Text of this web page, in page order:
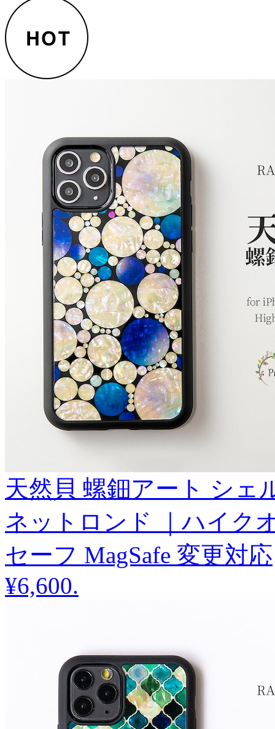
天然貝 螺鈿アート シェ
ネットロンド ｜ハイク
セーフ MagSafe 変更対応
¥6,600.